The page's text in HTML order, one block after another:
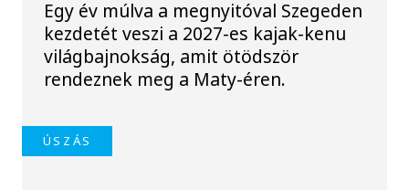
Egy év múlva a megnyitóval Szegeden
kezdetét veszi a 2027-es kajak-kenu
világbajnokság, amit ötödször
rendeznek meg a Maty-éren.
ÚSZÁS